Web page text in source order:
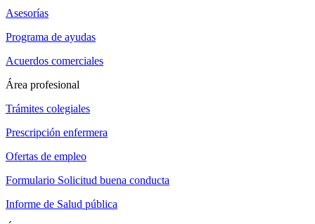
Asesorías
Programa de ayudas
Acuerdos comerciales
Área profesional
Trámites colegiales
Prescripción enfermera
Ofertas de empleo
Formulario Solicitud buena conducta
Informe de Salud pública